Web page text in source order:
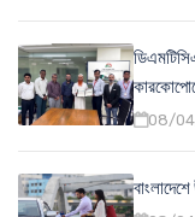
08/